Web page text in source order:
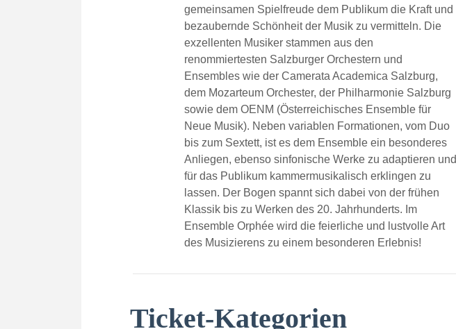
gemeinsamen Spielfreude dem Publikum die Kraft und
bezaubernde Schönheit der Musik zu vermitteln. Die
exzellenten Musiker stammen aus den
renommiertesten Salzburger Orchestern und
Ensembles wie der Camerata Academica Salzburg,
dem Mozarteum Orchester, der Philharmonie Salzburg
sowie dem OENM (Österreichisches Ensemble für
Neue Musik). Neben variablen Formationen, vom Duo
bis zum Sextett, ist es dem Ensemble ein besonderes
Anliegen, ebenso sinfonische Werke zu adaptieren und
für das Publikum kammermusikalisch erklingen zu
lassen. Der Bogen spannt sich dabei von der frühen
Klassik bis zu Werken des 20. Jahrhunderts. Im
Ensemble Orphée wird die feierliche und lustvolle Art
des Musizierens zu einem besonderen Erlebnis!
Ticket-Kategorien